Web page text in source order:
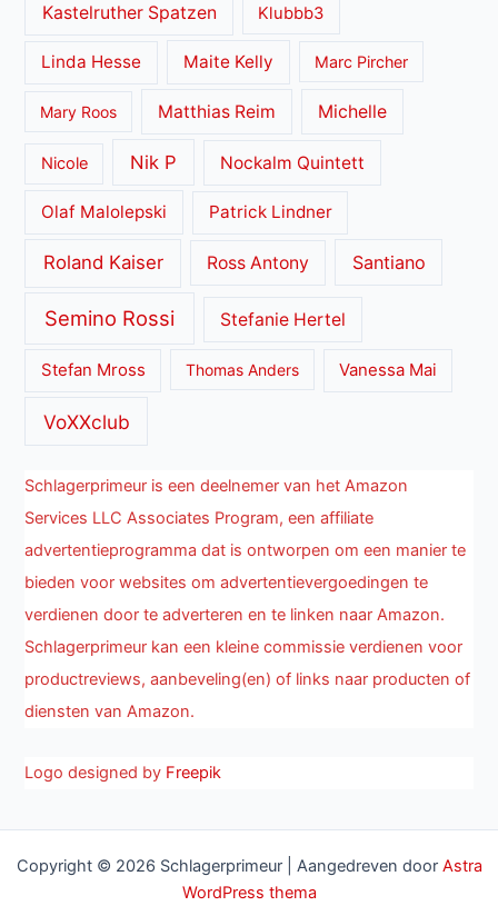
Kastelruther Spatzen Klubbb3
Linda Hesse Maite Kelly Marc Pircher
Mary Roos Matthias Reim Michelle
Nicole Nik P Nockalm Quintett
Olaf Malolepski Patrick Lindner
Roland Kaiser Ross Antony Santiano
Semino Rossi Stefanie Hertel
Stefan Mross Thomas Anders Vanessa Mai
VoXXclub
Schlagerprimeur is een deelnemer van het Amazon
Services LLC Associates Program, een affiliate
advertentieprogramma dat is ontworpen om een manier te
bieden voor websites om advertentievergoedingen te
verdienen door te adverteren en te linken naar Amazon.
Schlagerprimeur kan een kleine commissie verdienen voor
productreviews, aanbeveling(en) of links naar producten of
diensten van Amazon.
Logo designed by Freepik
Copyright © 2026 Schlagerprimeur | Aangedreven door Astra
WordPress thema